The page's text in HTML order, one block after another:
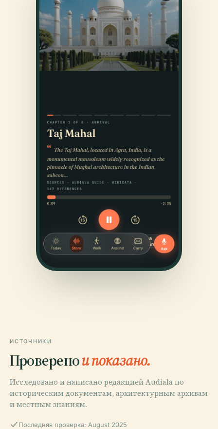
ИСТОЧНИКИ
Проверенои показано.
Исследовано и написано редакцией Audiala по
историческим документам, архитектурным архивам
и местным знаниям.
Последняя проверка: August 2025